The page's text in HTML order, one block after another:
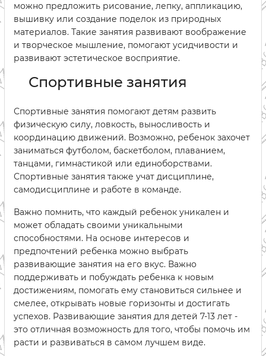
можно предложить рисование, лепку, аппликацию,
вышивку или создание поделок из природных
материалов. Такие занятия развивают воображение
и творческое мышление, помогают усидчивости и
развивают эстетическое восприятие.
Спортивные занятия
Спортивные занятия помогают детям развить
физическую силу, ловкость, выносливость и
координацию движений. Возможно, ребенок захочет
заниматься футболом, баскетболом, плаванием,
танцами, гимнастикой или единоборствами.
Спортивные занятия также учат дисциплине,
самодисциплине и работе в команде.
Важно помнить, что каждый ребенок уникален и
может обладать своими уникальными
способностями. На основе интересов и
предпочтений ребенка можно выбрать
развивающие занятия на его вкус. Важно
поддерживать и побуждать ребенка к новым
достижениям, помогать ему становиться сильнее и
смелее, открывать новые горизонты и достигать
успехов. Развивающие занятия для детей 7-13 лет -
это отличная возможность для того, чтобы помочь им
расти и развиваться в самом лучшем виде.